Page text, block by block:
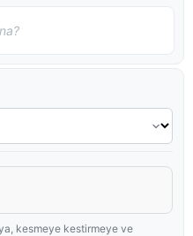
kesmeye kestirmeye ve